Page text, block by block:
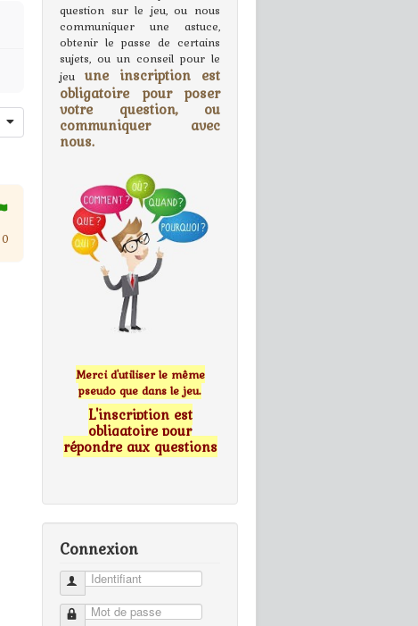
0
question sur le jeu, ou nous
communiquer une astuce,
obtenir le passe de certains
sujets, ou un conseil pour le
jeu une inscription est
obligatoire pour poser
votre question, ou
communiquer avec
nous.
Merci d'utiliser le même
pseudo que dans le jeu.
L'inscription est
obligatoire pour
répondre aux questions
Connexion
Identifiant
Mot de passe